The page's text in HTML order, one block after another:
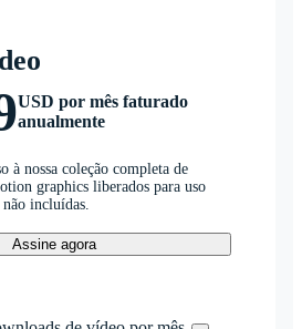
USD por mês faturado
anualmente
à nossa coleção completa de
graphics liberados para uso
incluídas.
Assine agora